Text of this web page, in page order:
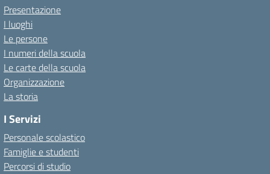
Presentazione
I luoghi
Le persone
I numeri della scuola
Le carte della scuola
Organizzazione
La storia
I Servizi
Personale scolastico
Famiglie e studenti
Percorsi di studio